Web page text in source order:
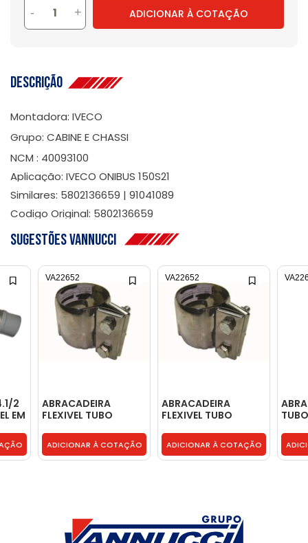
- + ADICIONAR À COTAÇÃO
Descrição
Montadora: IVECO
Grupo: CABINE E CHASSI
NCM : 40093100
Aplicação: IVECO ONIBUS 150S21
Similares: 5802136659 | 91041089
Codigo Original: 5802136659
Sugestões Vannucci
2
EM
ABRACADEIRA
FLEXIVEL TUBO
9794920540
ADICIONAR À COTAÇÃO
VA22652
ABRACADEIRA
FLEXIVEL TUBO
9794920540
ADICIONAR À COTAÇÃO
VA22652